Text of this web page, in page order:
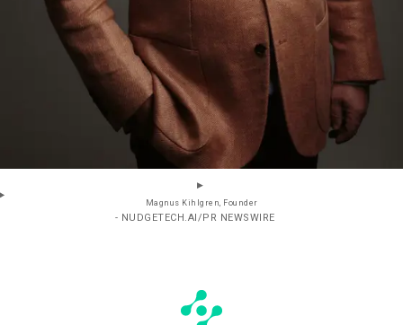
Magnus Kihlgren, Founder
- NUDGETECH.AI/PR NEWSWIRE